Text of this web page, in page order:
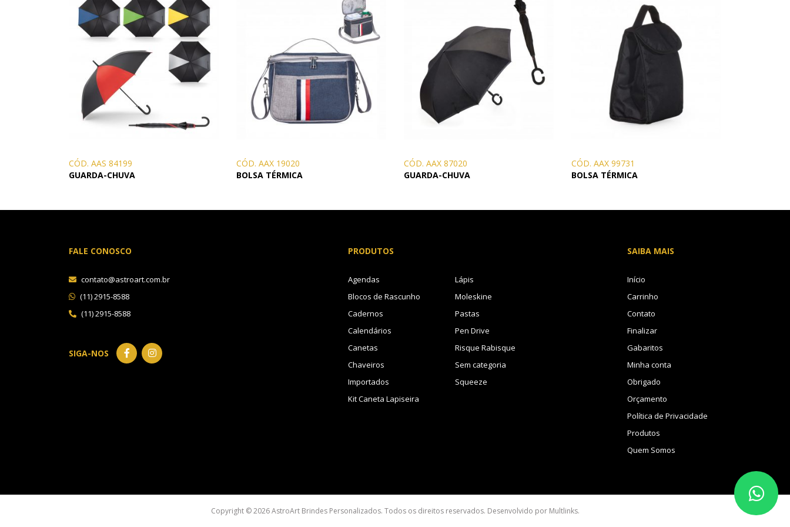
CÓD. AAS 84199
GUARDA-CHUVA
CÓD. AAX 19020
BOLSA TÉRMICA
CÓD. AAX 87020
GUARDA-CHUVA
CÓD. AAX 99731
BOLSA TÉRMICA
FALE CONOSCO
contato@astroart.com.br
(11) 2915-8588
(11) 2915-8588
SIGA-NOS
PRODUTOS
Agendas
Blocos de Rascunho
Cadernos
Calendários
Canetas
Chaveiros
Importados
Kit Caneta Lapiseira
Lápis
Moleskine
Pastas
Pen Drive
Risque Rabisque
Sem categoria
Squeeze
SAIBA MAIS
Início
Carrinho
Contato
Finalizar
Gabaritos
Minha conta
Obrigado
Orçamento
Política de Privacidade
Produtos
Quem Somos
Copyright © 2026 AstroArt Brindes Personalizados. Todos os direitos reservados. Desenvolvido por Multlinks.